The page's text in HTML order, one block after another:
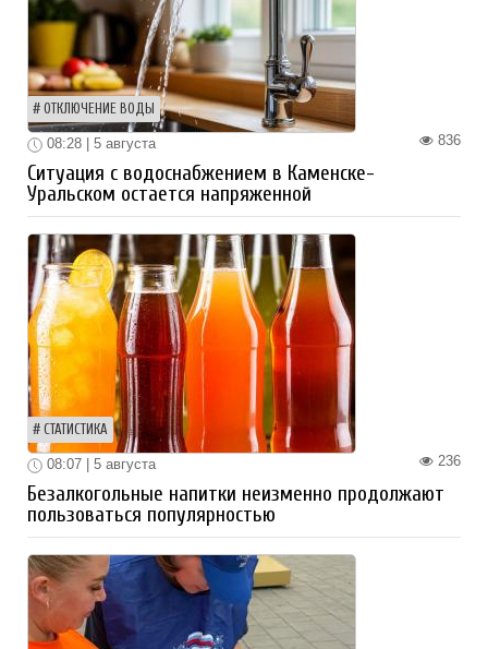
ОТКЛЮЧЕНИЕ ВОДЫ
836
08:28 | 5 августа
Ситуация с водоснабжением в Каменске-
Уральском остается напряженной
СТАТИСТИКА
236
08:07 | 5 августа
Безалкогольные напитки неизменно продолжают
пользоваться популярностью